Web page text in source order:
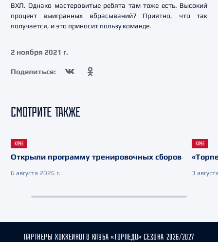
ВХЛ. Однако мастеровитые ребята там тоже есть. Высокий
процент выигранных вбрасываний? Приятно, что так
получается, и это приносит пользу команде.
2 ноября 2021 г.
Поделиться:
СМОТРИТЕ ТАКЖЕ
КЛУБ
Открыли программу тренировочных сборов
6 августа 2026 г.
КЛУБ
3
ПАРТНЁРЫ ХОККЕЙНОГО КЛУБА «ТОРПЕДО» СЕЗОНА 2026/2027